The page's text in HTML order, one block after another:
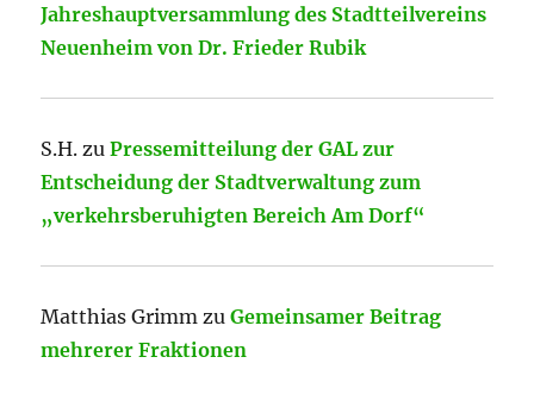
Jahreshauptversammlung des Stadtteilvereins
Neuenheim von Dr. Frieder Rubik
S.H. zuPressemitteilung der GAL zur
Entscheidung der Stadtverwaltung zum
„verkehrsberuhigten Bereich Am Dorf“
Matthias Grimm zuGemeinsamer Beitrag
mehrerer Fraktionen